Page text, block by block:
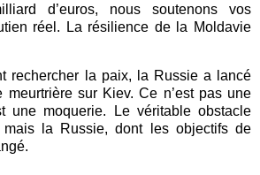
d’euros, nous soutenons vos
réel. La résilience de la Moldavie
rechercher la paix, la Russie a lancé
meurtrière sur Kiev. Ce n’est pas une
une moquerie. Le véritable obstacle
mais la Russie, dont les objectifs de